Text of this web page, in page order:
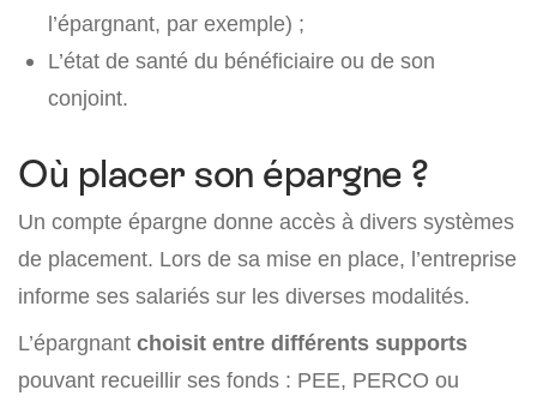
l’épargnant, par exemple) ;
L’état de santé du bénéficiaire ou de son
conjoint.
Où placer son épargne ?
Un compte épargne donne accès à divers systèmes
de placement. Lors de sa mise en place, l’entreprise
informe ses salariés sur les diverses modalités.
L’épargnant choisit entre différents supports
pouvant recueillir ses fonds : PEE, PERCO ou